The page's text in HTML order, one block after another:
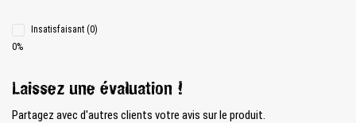
Insatisfaisant (0)
0%
Laissez une évaluation !
Partagez avec d'autres clients votre avis sur le produit.